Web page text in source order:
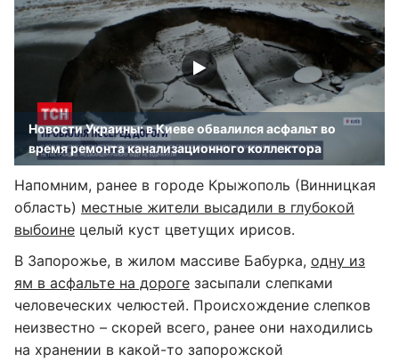
Новости Украины: в Киеве обвалился асфальт во
время ремонта канализационного коллектора
Напомним, ранее в городе Крыжополь (Винницкая
область) местные жители высадили в глубокой
выбоине целый куст цветущих ирисов.
В Запорожье, в жилом массиве Бабурка, одну из
ям в асфальте на дороге засыпали слепками
человеческих челюстей. Происхождение слепков
неизвестно – скорей всего, ранее они находились
на хранении в какой-то запорожской